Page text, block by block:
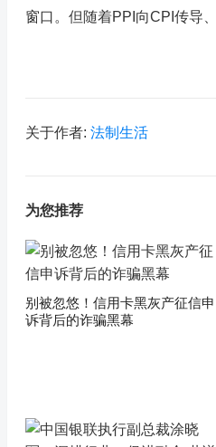
窗口。但随着PPI向CPI传导
关于作者: 法制生活
为您推荐
别被忽悠！信用卡黑灰产征信申
诉背后的诈骗黑幕